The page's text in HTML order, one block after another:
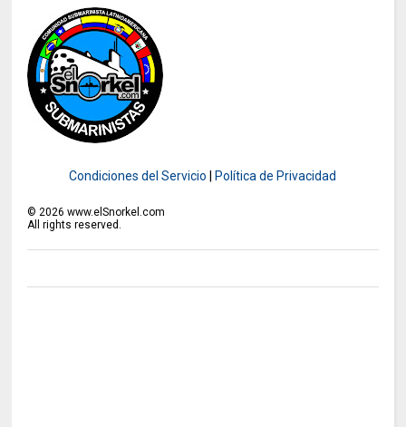
Condiciones del Servicio Política de Privacidad
© 2026 www.elSnorkel.com
All rights reserved.